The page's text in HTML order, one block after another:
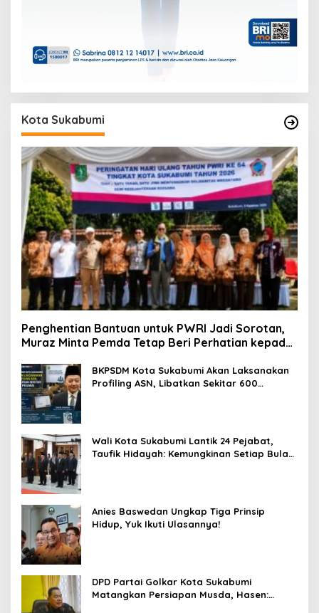
Kota Sukabumi
Penghentian Bantuan untuk PWRI Jadi Sorotan,
Muraz Minta Pemda Tetap Beri Perhatian kepada
BKPSDM Kota Sukabumi Akan Laksanakan
Profiling ASN, Libatkan Sekitar 600
Wali Kota Sukabumi Lantik 24 Pejabat,
Taufik Hidayah: Kemungkinan Setiap Bulan
Anies Baswedan Ungkap Tiga Prinsip
Hidup, Yuk Ikuti Ulasannya!
DPD Partai Golkar Kota Sukabumi
Matangkan Persiapan Musda, Hasen: